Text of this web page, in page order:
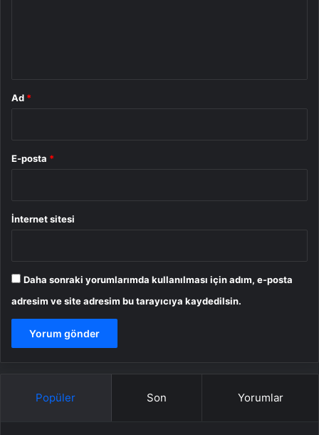
Ad *
E-posta *
İnternet sitesi
Daha sonraki yorumlarımda kullanılması için adım, e-posta
adresim ve site adresim bu tarayıcıya kaydedilsin.
Popüler Son Yorumlar